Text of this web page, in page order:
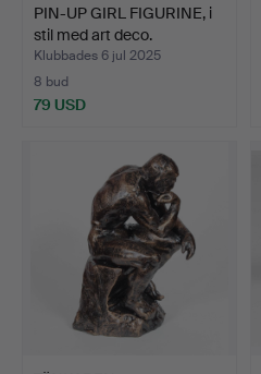
PIN-UP GIRL FIGURINE, i
stil med art deco.
Klubbades 6 jul 2025
8 bud
79 USD